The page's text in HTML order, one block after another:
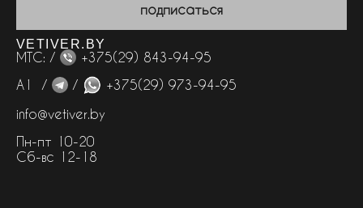
подписаться
VETIVER.BY
МТС: /
+375(29) 843-94-95
А1 /
/
+375(29) 973-94-95
info@vetiver.by
Пн-пт 10-20
Сб-вс 12-18